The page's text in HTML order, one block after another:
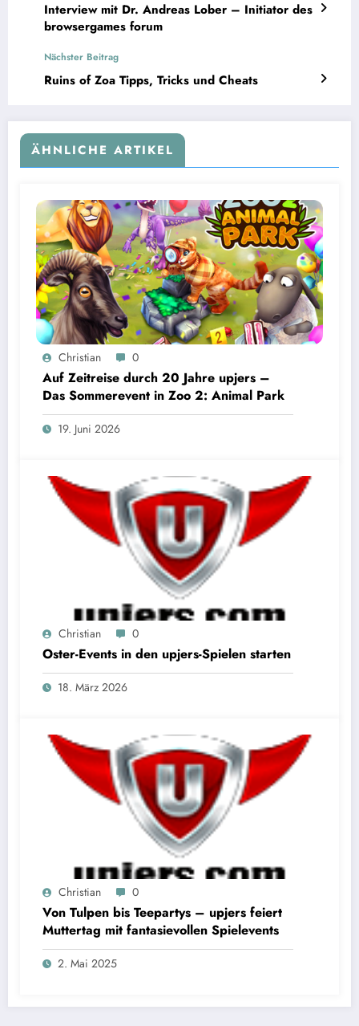
Interview mit Dr. Andreas Lober – Initiator des
browsergames forum
Nächster Beitrag
Ruins of Zoa Tipps, Tricks und Cheats
ÄHNLICHE ARTIKEL
Christian 0
Auf Zeitreise durch 20 Jahre upjers –
Das Sommerevent in Zoo 2: Animal Park
19. Juni 2026
Christian 0
Oster-Events in den upjers-Spielen starten
18. März 2026
Christian 0
Von Tulpen bis Teepartys – upjers feiert
Muttertag mit fantasievollen Spielevents
2. Mai 2025